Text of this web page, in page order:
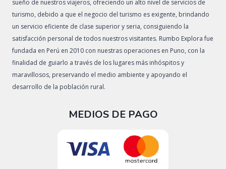
sueño de nuestros viajeros, ofreciendo un alto nivel de servicios de
turismo, debido a que el negocio del turismo es exigente, brindando
un servicio eficiente de clase superior y seria, consiguiendo la
satisfacción personal de todos nuestros visitantes. Rumbo Explora fue
fundada en Perú en 2010 con nuestras operaciones en Puno, con la
finalidad de guiarlo a través de los lugares más inhóspitos y
maravillosos, preservando el medio ambiente y apoyando el
desarrollo de la población rural.
MEDIOS DE PAGO